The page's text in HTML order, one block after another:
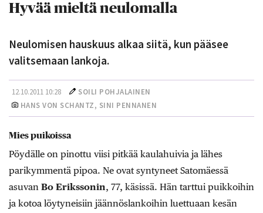
Hyvää mieltä neulomalla
Neulomisen hauskuus alkaa siitä, kun pääsee
valitsemaan lankoja.
12.10.2011 10:28
SOILI POHJALAINEN
HANS VON SCHANTZ, SINI PENNANEN
Mies puikoissa
Pöydälle on pinottu viisi pitkää kaulahuivia ja lähes
parikymmentä pipoa. Ne ovat syntyneet Satomäessä
asuvan Bo Erikssonin, 77, käsissä. Hän tarttui puikkoihin
ja kotoa löytyneisiin jäännöslankoihin luettuaan kesän